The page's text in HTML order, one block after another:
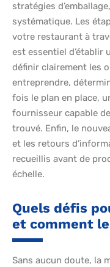
stratégies
systématique. Les
votre restaurant à
est essentiel d’établir
définir clairement les
entreprendre,
fois le plan en place,
fournisseur capable
trouvé. Enfin, le
et les retours
recueillis avant de
échelle.
Quels défis
et comment
Sans aucun doute, la